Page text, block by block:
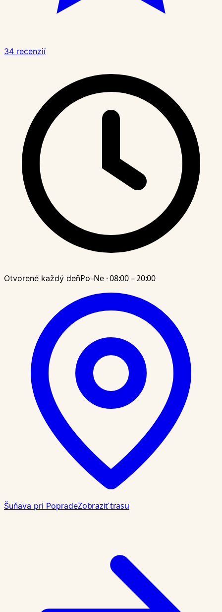
34 recenzií
Otvorené každý deňPo–Ne · 08:00 – 20:00
Šuňava pri PopradeZobraziť trasu